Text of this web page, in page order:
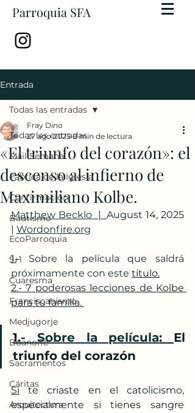
Parroquia SFA
Entrada
Todas las entradas
Mail Semanal
Fábrica de la Iglesia
Confirmación
Bautismo
EcoParroquia
5+1
Cuaresma
Franciscanismo
Medjugorje
BoanoiTe
Sacramentos
Cáritas
Arquitectura
Todas las entradas
«El triunfo del corazón»: el
descenso al infierno de
Maximiliano Kolbe.
Fray Dino
27 ago 2025 8 min de lectura
Matthew Becklo
  |
August 14, 2025
| Wordonfire.org
1.- Sobre la película que saldrá
próximamente con este título.
2.- 7 poderosas lecciones de Kolbe
para tu familia.
1.- Sobre la película: El
triunfo del corazón
Si te criaste en el catolicismo,
especialmente si tienes sangre